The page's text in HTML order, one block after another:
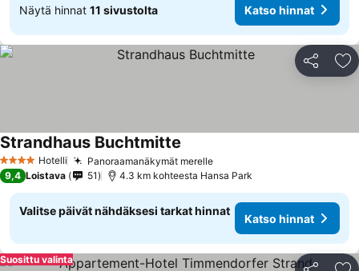
Näytä hinnat 11 sivustolta Katso hinnat
Jaa
4 Tähtiluokitus
Hotelli Panoraamanäkymät merelle
Strandhaus Buchtmitte
9,4 Loistava 51 4.3 km kohteesta Hansa Park
Valitse päivät nähdäksesi tarkat hinnat
Katso hinnat
Suosittu valinta